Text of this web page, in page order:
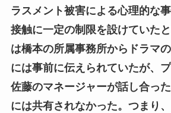
ラスメント被害による心理的な
接触に一定の制限を設けていた
は橋本の所属事務所からドラマ
には事前に伝えられていたが、
佐藤のマネージャーが話し合っ
には共有されなかった。つまり